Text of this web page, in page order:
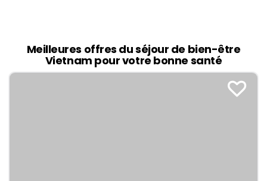
Meilleures offres du séjour de bien-être
Vietnam pour votre bonne santé